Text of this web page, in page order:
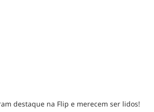
destaque na Flip e merecem ser lidos!